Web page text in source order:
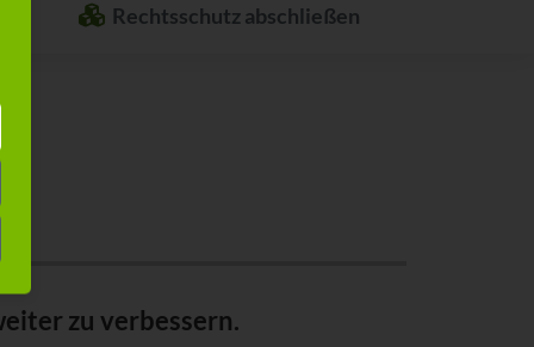
Rechtsschutz abschließen
zu verbessern.